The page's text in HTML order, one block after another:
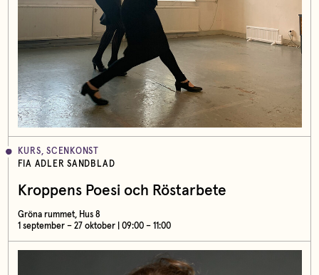
KURS, SCENKONST
FIA ADLER SANDBLAD
Kroppens Poesi och Röstarbete
Gröna rummet, Hus 8
1 september – 27 oktober | 09:00 – 11:00